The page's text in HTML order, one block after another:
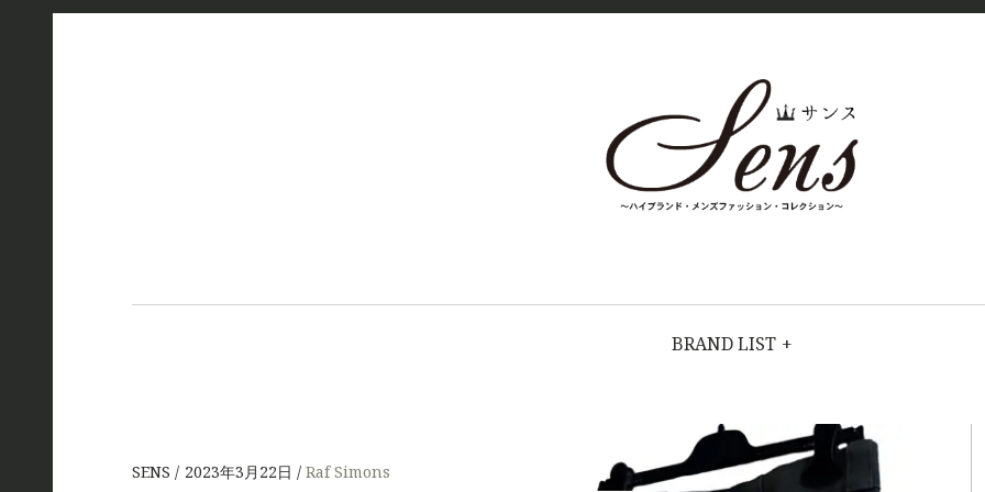
サン
MENS
COLLECTI
ファッショ
ン・コレクシ
ョン）
BRAND LIST +
SENS 2023年3月22日 Raf Simons